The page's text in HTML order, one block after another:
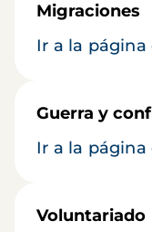
Migraciones
Ir a la página
Guerra y
Ir a la página
Voluntariado